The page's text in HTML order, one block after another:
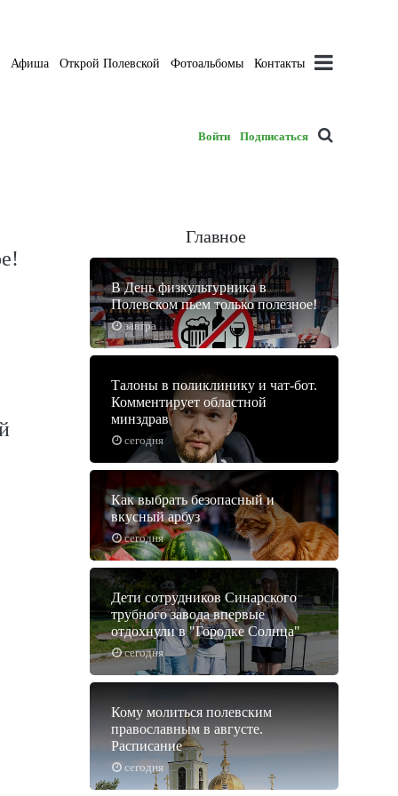
Афиша Открой Полевской Фотоальбомы Контакты
Войти Подписаться
Главное
завтра
В День физкультурника в
Полевском пьем только полезное!
сегодня
Талоны в поликлинику и чат-бот.
Комментирует областной
минздрав
сегодня
Как выбрать безопасный и
вкусный арбуз
сегодня
Дети сотрудников Синарского
трубного завода впервые
отдохнули в "Городке Солнца"
сегодня
Кому молиться полевским
православным в августе.
Расписание